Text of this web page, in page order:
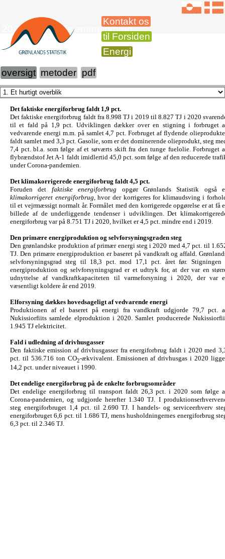
Kontakt os
til Forsiden
Energi
2020 Grønlands energiforbrug
oversigt metoder pdf